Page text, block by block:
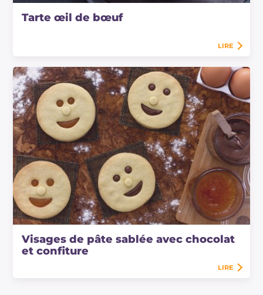
Tarte œil de bœuf
LIRE
Visages de pâte sablée avec chocolat
et confiture
LIRE